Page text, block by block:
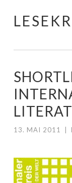
Springe
13. MAI 2011